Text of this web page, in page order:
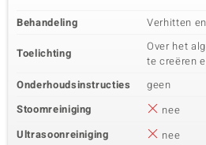
Behandeling Verhitten
Toelichting
Over het
te creëren
Onderhoudsinstructies
geen
Stoomreiniging
nee
Ultrasoonreiniging
nee